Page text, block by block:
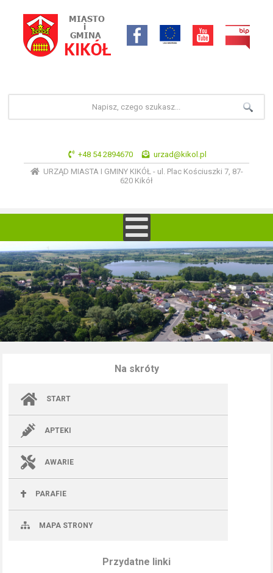
+48 54 2894670
urzad@kikol.pl
URZĄD MIASTA I GMINY KIKÓŁ - ul. Plac Kościuszki 7, 87-
620 Kikół
Na skróty
START
APTEKI
AWARIE
PARAFIE
MAPA STRONY
Przydatne linki